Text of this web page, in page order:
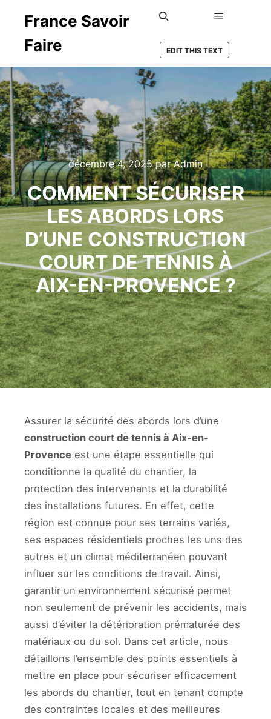
France Savoir
Faire
EDIT THIS TEXT
décembre 4, 2025parAdmin
COMMENT SÉCURISER
LES ABORDS LORS
D’UNE CONSTRUCTION
COURT DE TENNIS À
AIX-EN-PROVENCE ?
Assurer la sécurité des abords lors d’une
construction court de tennis à Aix-en-
Provence est une étape essentielle qui
conditionne la qualité du chantier, la
protection des intervenants et la durabilité
des installations futures. En effet, cette
région est connue pour ses terrains variés,
ses espaces résidentiels proches les uns des
autres et un climat méditerranéen pouvant
influer sur les conditions de travail. Ainsi,
garantir un environnement sécurisé permet
non seulement de prévenir les accidents, mais
aussi d’éviter la détérioration prématurée des
matériaux ou du sol. Dans cet article, nous
détaillons l’ensemble des points essentiels à
mettre en place pour sécuriser efficacement
les abords du chantier, tout en tenant compte
des contraintes locales et des meilleures